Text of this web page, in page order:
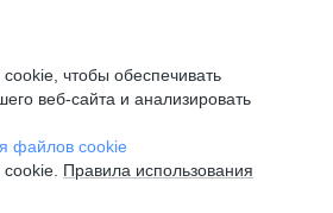
чтобы обеспечивать
веб-сайта и анализировать
файлов cookie
Правила использования